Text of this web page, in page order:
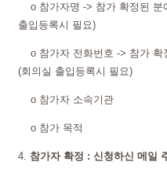
o 참가자명 -> 참가 확정된 분
출입등록시 필요)
o 참가자 전화번호 -> 참가 확
(회의실 출입등록시 필요)
o 참가자 소속기관
o 참가 목적
4. 참가자 확정 : 신청하신 메일